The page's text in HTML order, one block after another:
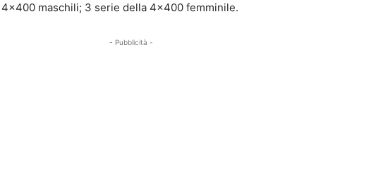
maschili; 3 serie della 4×400 femminile.
- Pubblicità -